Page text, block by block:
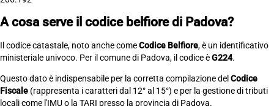
A cosa serve il codice belfiore di Padova?
Il codice catastale, noto anche comeCodice Belfiore, è un identificativo
ministeriale univoco. Per il comune di Padova, il codice èG224.
Questo dato è indispensabile per la corretta compilazione del Codice
Fiscale (rappresenta i caratteri dal 12° al 15°) e per la gestione di tributi
locali come l'IMU o la TARI presso la provincia di Padova.